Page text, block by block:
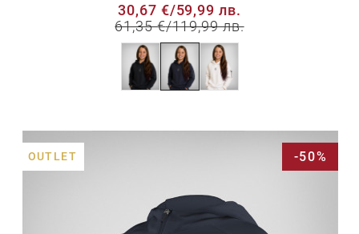
30,67 €/59,99 лв.
61,35 €/119,99 лв.
OUTLET -50%